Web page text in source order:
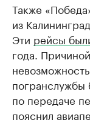
Также
из
Эти рейсы
года.
погранслужбы
по передаче
пояснил